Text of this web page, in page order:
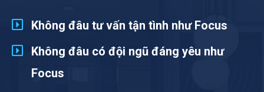
Không đâu tư vấn tận tình như Focus
Không đâu có đội ngũ đáng yêu như
Focus